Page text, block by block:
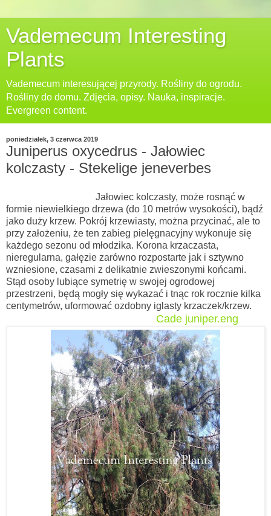
Vademecum Interesting
Plants
Vademecum interesującej przyrody. Rośliny do ogrodu.
Rośliny do domu. Zdjęcia, opisy. Nauka, inspiracje.
Evergreen content.
poniedziałek, 3 czerwca 2019
Juniperus oxycedrus - Jałowiec
kolczasty - Stekelige jeneverbes
Jałowiec kolczasty, może rosnąć w
formie niewielkiego drzewa (do 10 metrów wysokości), bądź
jako duży krzew. Pokrój krzewiasty, można przycinać, ale to
przy założeniu, że ten zabieg pielęgnacyjny wykonuje się
każdego sezonu od młodzika. Korona krzaczasta,
nieregularna, gałęzie zarówno rozpostarte jak i sztywno
wzniesione, czasami z delikatnie zwieszonymi końcami.
Stąd osoby lubiące symetrię w swojej ogrodowej
przestrzeni, będą mogły się wykazać i tnąc rok rocznie kilka
centymetrów, uformować ozdobny iglasty krzaczek/krzew.
Cade juniper.eng